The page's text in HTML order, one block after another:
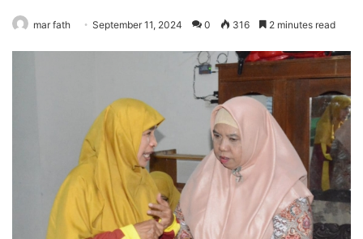
mar fath September 11, 2024 0 316 2 minutes read